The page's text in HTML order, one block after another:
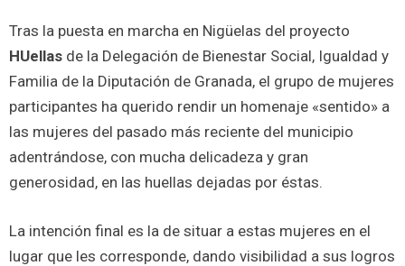
Tras la puesta en marcha en Nigüelas del proyecto
HUellas de la Delegación de Bienestar Social, Igualdad y
Familia de la Diputación de Granada, el grupo de mujeres
participantes ha querido rendir un homenaje «sentido» a
las mujeres del pasado más reciente del municipio
adentrándose, con mucha delicadeza y gran
generosidad, en las huellas dejadas por éstas.
La intención final es la de situar a estas mujeres en el
lugar que les corresponde, dando visibilidad a sus logros